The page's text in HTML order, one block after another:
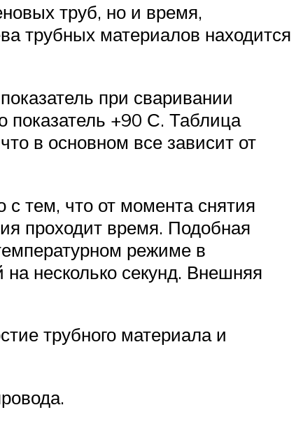
труб, но и время,
трубных материалов находится
при сваривании
показатель +90 С. Таблица
в основном все зависит от
с тем, что от момента снятия
проходит время. Подобная
режиме в
несколько секунд. Внешняя
трубного материала и